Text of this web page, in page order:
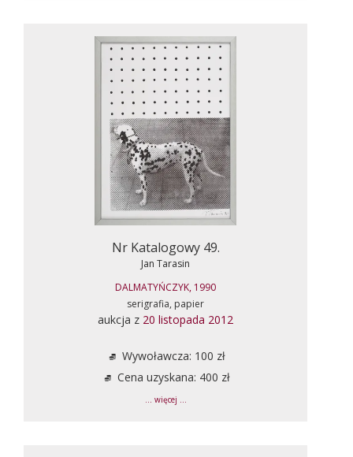
Nr Katalogowy 49.
Jan Tarasin
DALMATYŃCZYK, 1990
serigrafia, papier
aukcja z 20 listopada 2012
Wywoławcza: 100 zł
Cena uzyskana: 400 zł
... więcej ...